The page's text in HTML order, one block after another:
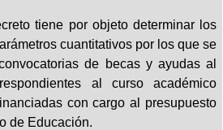
tiene por objeto determinar los
cuantitativos por los que se
de becas y ayudas al
al curso académico
con cargo al presupuesto
de Educación.